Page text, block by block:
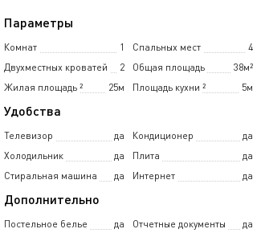
Параметры
Комнат 1 Спальных мест
4
Двухместных кроватей
2 Общая площадь
38м²
Жилая площадь
25м
² Площадь кухни 5м
²
Удобства
Телевизор да Кондиционер
да
Холодильник
да Плита
да
Стиральная машина
да Интернет да
Дополнительно
Постельное белье да Отчетные документы
да